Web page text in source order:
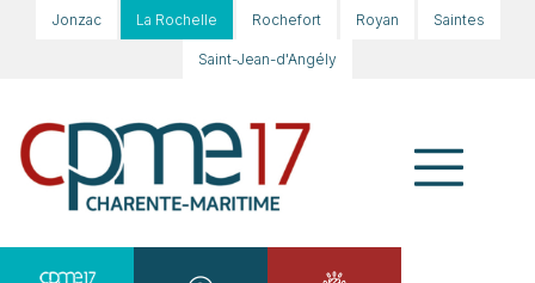
Jonzac La Rochelle Rochefort Royan Saintes
Saint-Jean-d'Angély